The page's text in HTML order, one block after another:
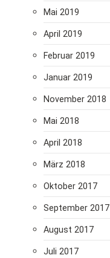
Mai 2019
April 2019
Februar 2019
Januar 2019
November 2018
Mai 2018
April 2018
März 2018
Oktober 2017
September 2017
August 2017
Juli 2017